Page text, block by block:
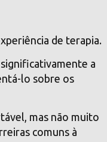
de terapia.
a
lo sobre os
mas não muito
comuns à